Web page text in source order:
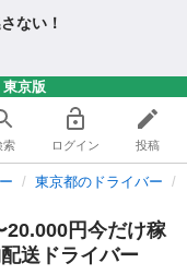
ない！
京版
索 ログイン 投稿
東京都のドライバー
20.000円今だけ稼
送ドライバー